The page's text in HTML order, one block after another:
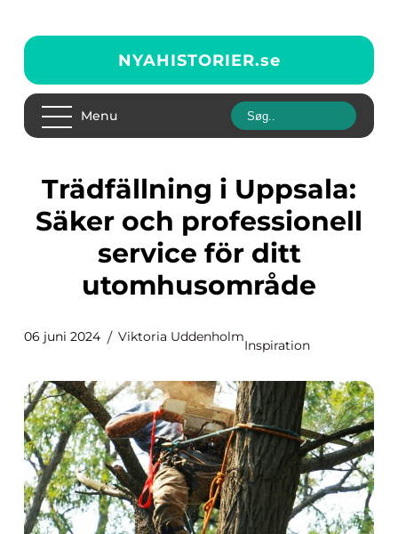
NYAHISTORIER.se
Menu
Trädfällning i Uppsala:
Säker och professionell
service för ditt
utomhusområde
06 juni 2024 Viktoria Uddenholm
Inspiration